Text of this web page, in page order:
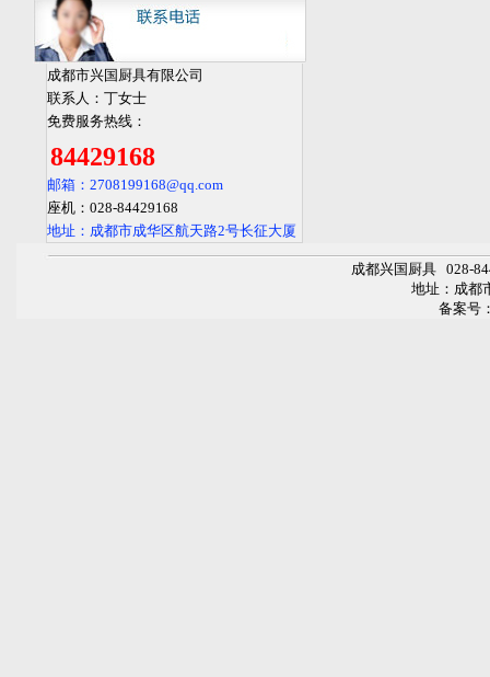
成都市兴国厨具有限公司
联系人：丁女士
免费服务热线：
84429168
邮箱：2708199168@qq.com
座机：028-84429168
地址：成都市成华区航天路2号长征大厦
成都兴国厨具 028-
地址：成都
备案号